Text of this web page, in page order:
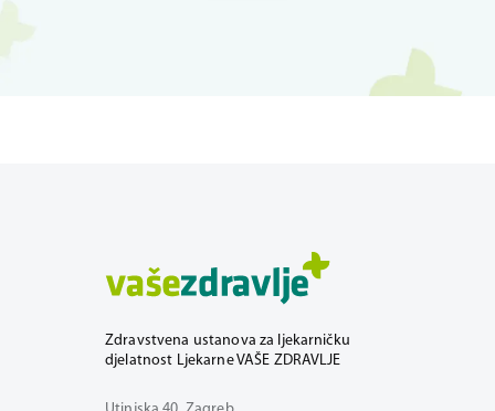
Zdravstvena ustanova za ljekarničku
djelatnost Ljekarne VAŠE ZDRAVLJE